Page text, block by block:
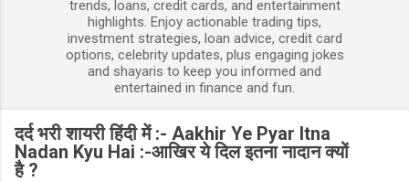
trends, loans, credit cards, and entertainment
highlights. Enjoy actionable trading tips,
investment strategies, loan advice, credit card
options, celebrity updates, plus engaging jokes
and shayaris to keep you informed and
entertained in finance and fun.
दर्द भरी शायरी हिंदी में :- Aakhir Ye Pyar Itna
Nadan Kyu Hai :-आखिर ये दिल इतना नादान क्यों
है ?